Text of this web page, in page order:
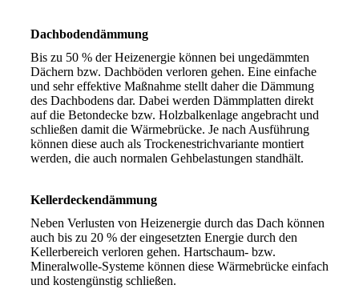
Dachbodendämmung
Bis zu 50 % der Heizenergie können bei ungedämmten
Dächern bzw. Dachböden verloren gehen. Eine einfache
und sehr effektive Maßnahme stellt daher die Dämmung
des Dachbodens dar. Dabei werden Dämmplatten direkt
auf die Betondecke bzw. Holzbalkenlage angebracht und
schließen damit die Wärmebrücke. Je nach Ausführung
können diese auch als Trockenestrichvariante montiert
werden, die auch normalen Gehbelastungen standhält.
Kellerdeckendämmung
Neben Verlusten von Heizenergie durch das Dach können
auch bis zu 20 % der eingesetzten Energie durch den
Kellerbereich verloren gehen. Hartschaum- bzw.
Mineralwolle-Systeme können diese Wärmebrücke einfach
und kostengünstig schließen.